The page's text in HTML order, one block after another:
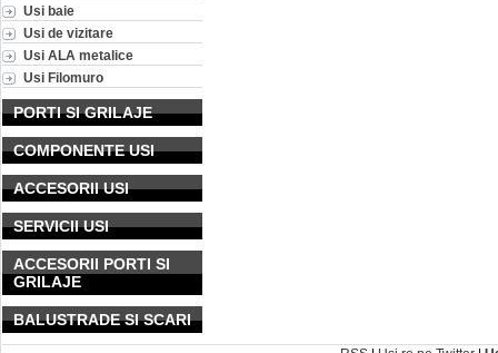
Usi baie
Usi de vizitare
Usi ALA metalice
Usi Filomuro
PORTI SI GRILAJE
COMPONENTE USI
ACCESORII USI
SERVICII USI
ACCESORII PORTI SI
GRILAJE
BALUSTRADE SI SCARI